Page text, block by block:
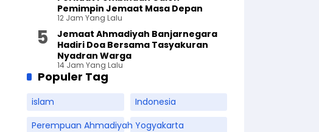
Pemimpin Jemaat Masa Depan
12 Jam Yang Lalu
Jemaat Ahmadiyah Banjarnegara
Hadiri Doa Bersama Tasyakuran
Nyadran Warga
14 Jam Yang Lalu
Populer Tag
islam
Indonesia
Perempuan Ahmadiyah Yogyakarta